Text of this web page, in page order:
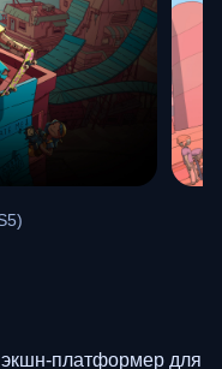
платформер для